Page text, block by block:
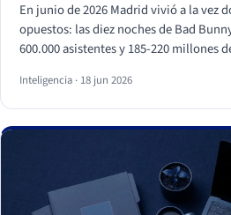
En junio de 2026 Madrid vivió a la vez
opuestos: las diez noches de Bad
600.000 asistentes y 185-220 millones
Bernabéu llenos. Superficies distintas,
humanas profundas (pertenencia,
trascendencia). Para una marca, los
emoción a escala no se fabrica, se
en esos momentos sin criterio sale caro.
Inteligencia · 18 jun 2026